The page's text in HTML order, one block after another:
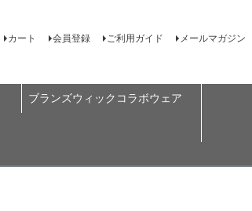
カート 会員登録 ご利用ガイド メールマガジン
ブランズウィックコラボウェア